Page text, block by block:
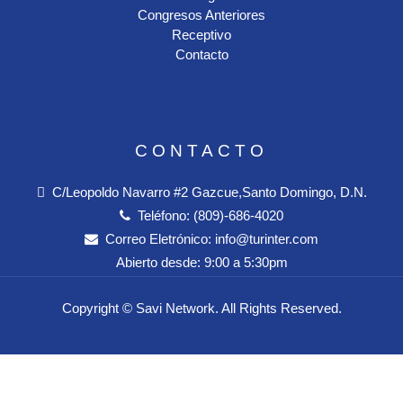
Congresos Anteriores
Receptivo
Contacto
CONTACTO
C/Leopoldo Navarro #2 Gazcue,Santo Domingo, D.N.
Teléfono: (809)-686-4020
Correo Eletrónico: info@turinter.com
Abierto desde: 9:00 a 5:30pm
Copyright © Savi Network. All Rights Reserved.